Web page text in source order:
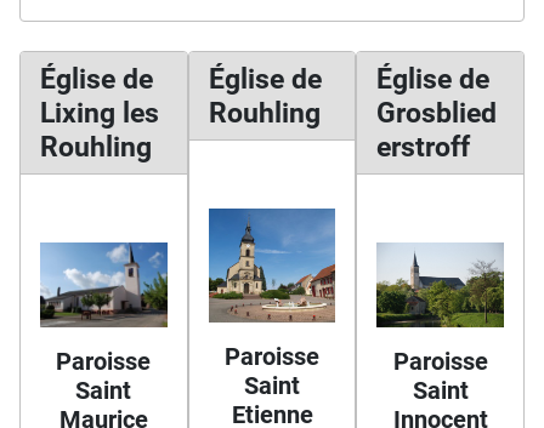
Église de
Lixing les
Rouhling
Paroisse
Saint
Maurice
Église de
Rouhling
Paroisse
Saint
Etienne
Église de
Grosblied
erstroff
Paroisse
Saint
Innocent